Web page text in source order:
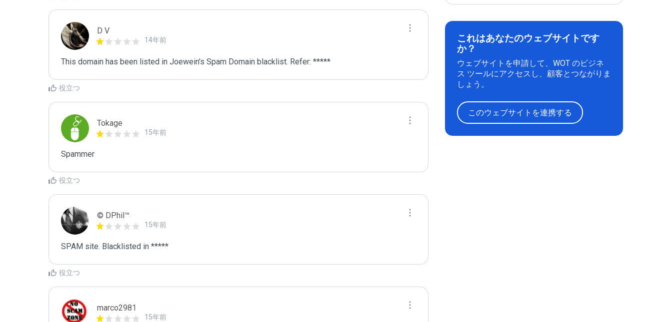
D V
14年前
This domain has been listed in Joewein's Spam Domain blacklist. Refer: *****
役立つ
Tokage
15年前
Spammer
役立つ
© DPhil™
15年前
SPAM site. Blacklisted in *****
役立つ
marco2981
15年前
これはあなたのウェブサイトです
か？
ウェブサイトを申請して、WOT のビジネ
ス ツールにアクセスし、顧客とつながりま
しょう。
このウェブサイトを連携する